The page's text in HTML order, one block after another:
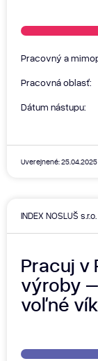
Pracovný a
Pracovná oblasť:
Dátum nástupu:
Uverejnené: 25.04.2025
INDEX NOSLUŠ s.r.o.
Pracuj v
výroby
voľné